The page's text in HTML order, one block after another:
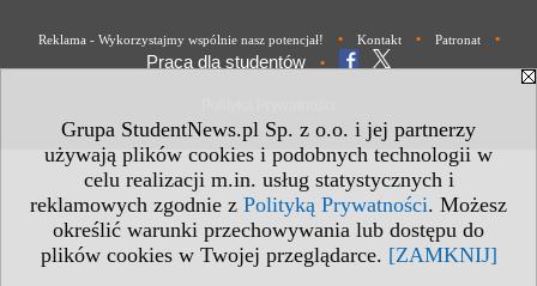
Grupa StudentNews.pl Sp. z o.o. i jej partnerzy
używają plików cookies i podobnych technologii w
celu realizacji m.in. usług statystycznych i
reklamowych zgodnie z Polityką Prywatności. Możesz
określić warunki przechowywania lub dostępu do
plików cookies w Twojej przeglądarce. [ZAMKNIJ]
Reklama - Wykorzystajmy wspólnie nasz potencjał! • Kontakt • Patronat •
Praca dla studentów •